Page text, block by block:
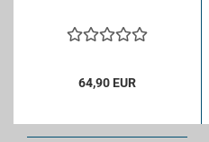
64,90 EUR